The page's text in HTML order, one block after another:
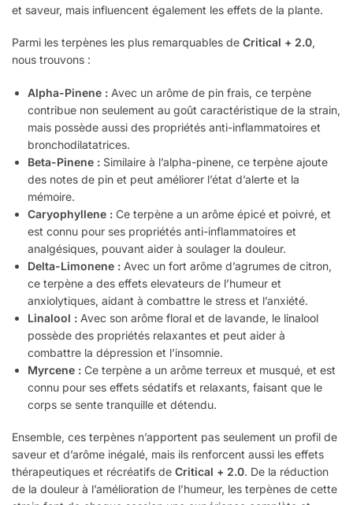
et saveur, mais influencent également les effets de la plante.
Parmi les terpènes les plus remarquables de Critical + 2.0,
nous trouvons :
Alpha-Pinene : Avec un arôme de pin frais, ce terpène
contribue non seulement au goût caractéristique de la strain,
mais possède aussi des propriétés anti-inflammatoires et
bronchodilatatrices.
Beta-Pinene : Similaire à l’alpha-pinene, ce terpène ajoute
des notes de pin et peut améliorer l’état d’alerte et la
mémoire.
Caryophyllene : Ce terpène a un arôme épicé et poivré, et
est connu pour ses propriétés anti-inflammatoires et
analgésiques, pouvant aider à soulager la douleur.
Delta-Limonene : Avec un fort arôme d’agrumes de citron,
ce terpène a des effets elevateurs de l’humeur et
anxiolytiques, aidant à combattre le stress et l’anxiété.
Linalool : Avec son arôme floral et de lavande, le linalool
possède des propriétés relaxantes et peut aider à
combattre la dépression et l’insomnie.
Myrcene : Ce terpène a un arôme terreux et musqué, et est
connu pour ses effets sédatifs et relaxants, faisant que le
corps se sente tranquille et détendu.
Ensemble, ces terpènes n’apportent pas seulement un profil de
saveur et d’arôme inégalé, mais ils renforcent aussi les effets
thérapeutiques et récréatifs de Critical + 2.0. De la réduction
de la douleur à l’amélioration de l’humeur, les terpènes de cette